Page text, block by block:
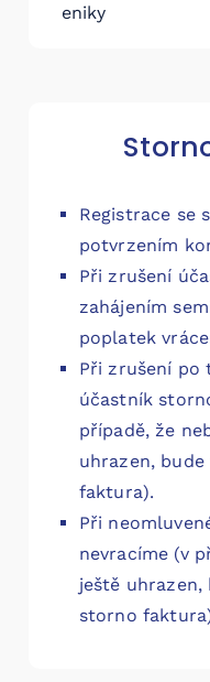
eniky
Registrace se
potvrzením
Při zrušení
zahájením
poplatek
Při zrušení
účastník
případě, že
uhrazen,
faktura).
Při
nevracíme (v
ještě uhrazen,
storno